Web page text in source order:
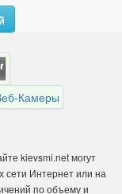
Камеры
kievsmi.net могут
Интернет или на
по объему и